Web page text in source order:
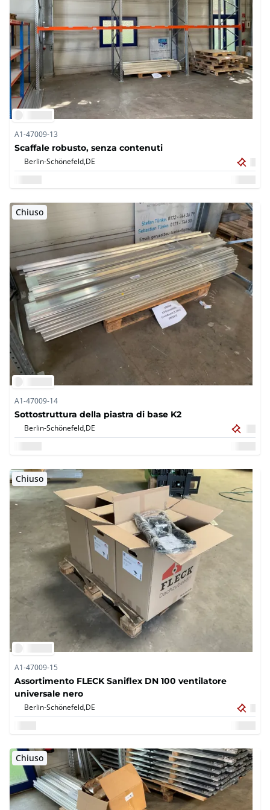
A1-47009-13
Scaffale robusto, senza contenuti
Berlin-Schönefeld,DE
Chiuso
A1-47009-14
Sottostruttura della piastra di base K2
Berlin-Schönefeld,DE
Chiuso
A1-47009-15
Assortimento FLECK Saniflex DN 100 ventilatore
universale nero
Berlin-Schönefeld,DE
Chiuso